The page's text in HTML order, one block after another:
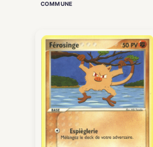
COMMUNE